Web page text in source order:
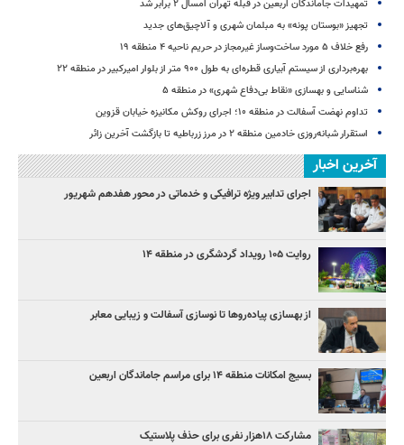
تمهیدات جاماندگان اربعین در قبله تهران امسال ۲ برابر شد
تجهیز «بوستان پونه» به مبلمان شهری و آلاچیق‌های جدید
رفع خلاف ۵ مورد ساخت‌وساز غیرمجاز در حریم ناحیه ۴ منطقه ۱۹
بهره‌برداری از سیستم آبیاری قطره‌ای به طول ۹۰۰ متر از بلوار امیرکبیر در منطقه ۲۲
شناسایی و بهسازی «نقاط بی‌دفاع شهری» در منطقه ۵
تداوم نهضت آسفالت در منطقه ۱۰؛ اجرای روکش مکانیزه خیابان قزوین
استقرار شبانه‌روزی خادمین منطقه ۲ در مرز زرباطیه تا بازگشت آخرین زائر
آخرین اخبار
اجرای تدابیر ویژه ترافیکی و خدماتی در محور هفدهم شهریور
روایت ۱۰۵ رویداد گردشگری در منطقه ۱۴
از بهسازی پیاده‌روها تا نوسازی آسفالت و زیبایی معابر
بسیج امکانات منطقه ۱۴ برای مراسم جاماندگان اربعین
مشارکت ۱۸هزار نفری برای حذف پلاستیک